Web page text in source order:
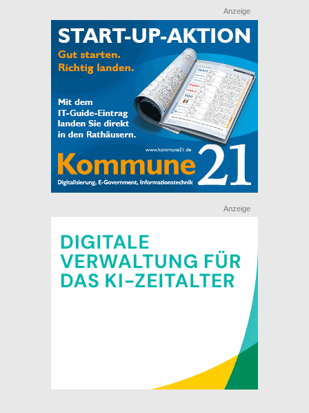
Anzeige
Anzeige